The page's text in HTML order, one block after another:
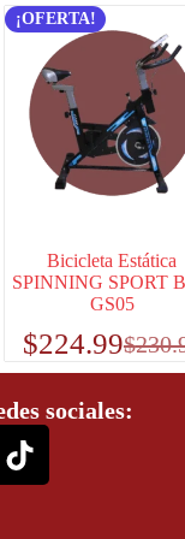
¡OFERTA!
Bicicleta Estática
SPINNING SPORT
GS05
$
$224.99
sociales: